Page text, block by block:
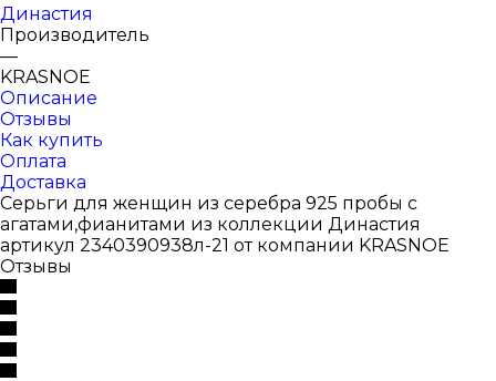
Династия
Производитель
—
KRASNOE
Описание
Отзывы
Как купить
Оплата
Доставка
Серьги для женщин из серебра 925 пробы с
агатами,фианитами из коллекции Династия
артикул 2340390938л-21 от компании KRASNOE
Отзывы